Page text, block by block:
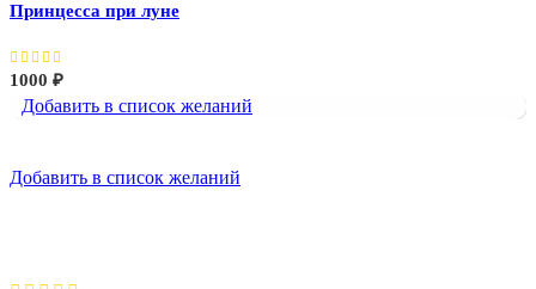
Принцесса при луне
1000 ₽
Добавить в список желаний
Добавить в список желаний